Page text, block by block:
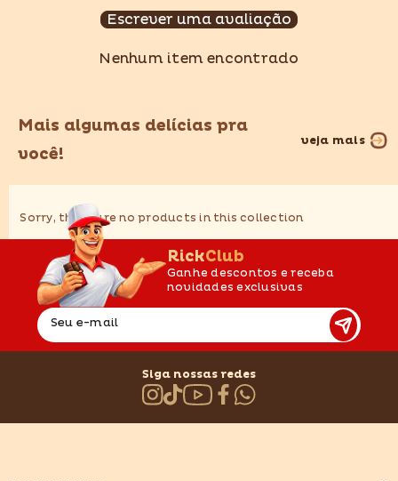
Escrever uma avaliação
Nenhum item encontrado
Mais algumas delícias pra
você!
veja mais
Sorry, there are no products in this collection
RickClub
Ganhe descontos e receba
novidades exclusivas
Seu e-mail
Siga nossas redes